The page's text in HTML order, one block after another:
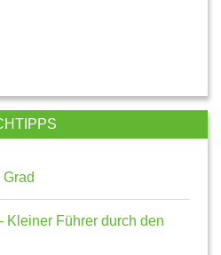
Kleiner Führer durch den